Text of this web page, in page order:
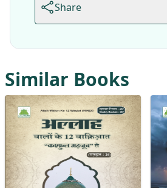
Share
Similar Books